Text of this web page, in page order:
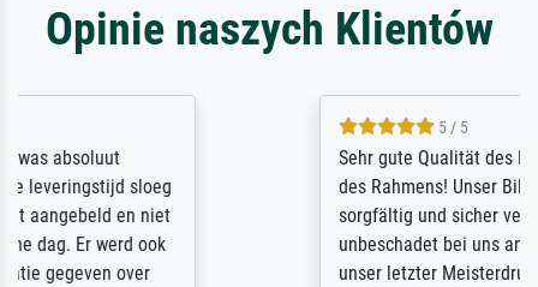
Opinie naszych Klientów
Sehr gute Qualität des Leinwanddrucks und
des Rahmens! Unser Bild wurde sehr
sorgfältig und sicher verpackt, so dass es
unbeschadet bei uns ankam. Es wird nicht
unser letzter Meisterdruck sein. Vielen